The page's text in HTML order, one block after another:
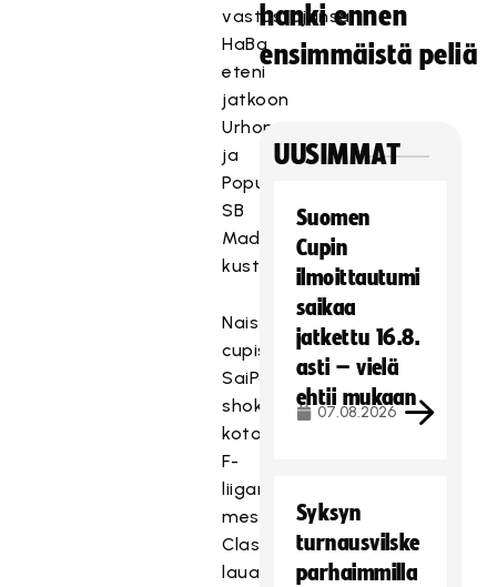
vastustajansa.
HaBa
eteni
jatkoon
Urhon
ja
Popula
SB
Madekosken
kustannuksella.
Naisten
cupissa
SaiPa
shokeerasi
kotonaan
F-
liigan
mestari
Classicin
lauantaisella
hanki ennen
ensimmäistä peliä
UUSIMMAT
Suomen
Cupin
ilmoittautumi
saikaa
jatkettu 16.8.
asti – vielä
ehtii mukaan
07.08.2026
Syksyn
turnausvilske
parhaimmilla